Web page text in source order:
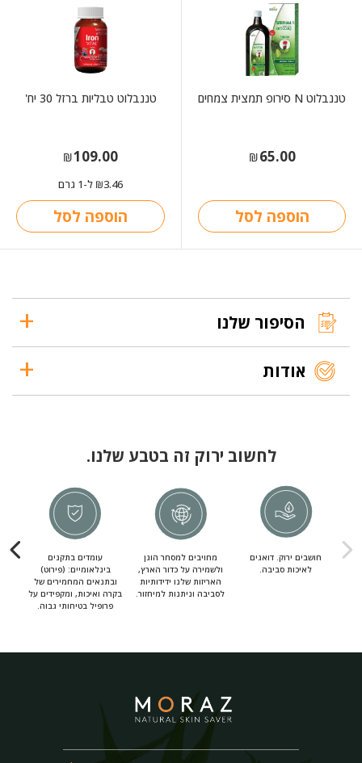
טננבלוט N סירופ תמצית צמחים
₪65.00
הוספה לסל
טננבלוט טבליות ברזל 30 יח'
₪109.00
₪3.46 ל-1 גרם
הוספה לסל
הסיפור שלנו
אודות
לחשוב ירוק זה בטבע שלנו.
חושבים ירוק. דואגים
לאיכות סביבה.
מחויבים למסחר הוגן
ולשמירה על כדור הארץ,
האריזות שלנו ידידותיות
לסביבה וניתנות למיחזור.
עומדים בתקנים
בינלאומיים: (פירוט)
ובתנאים המחמירים של
בקרה ואיכות, ומקפידים על
פרופיל בטיחותי גבוה.